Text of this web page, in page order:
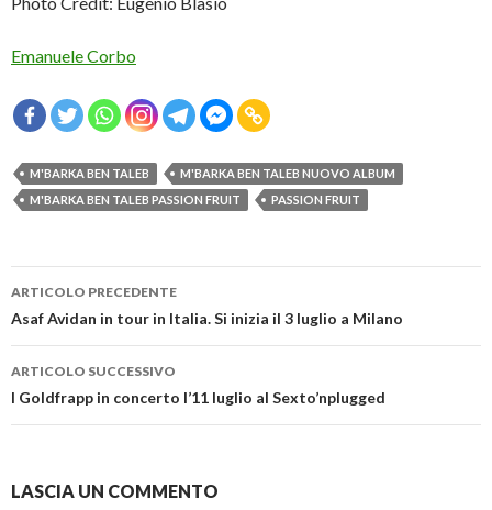
Emanuele Corbo
M'BARKA BEN TALEB
M'BARKA BEN TALEB NUOVO ALBUM
M'BARKA BEN TALEB PASSION FRUIT
PASSION FRUIT
Navigazione
articolo
ARTICOLO PRECEDENTE
Asaf Avidan in tour in Italia. Si inizia il 3 luglio a Milano
ARTICOLO SUCCESSIVO
I Goldfrapp in concerto l’11 luglio al Sexto’nplugged
LASCIA UN COMMENTO